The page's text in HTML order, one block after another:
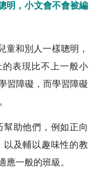
明，小文會不會被編
童和別人一樣聰明，
表現比不上一般小
習障礙，而學習障礙
助他們，例如正向
及輔以趣味性的教
應一般的班級。